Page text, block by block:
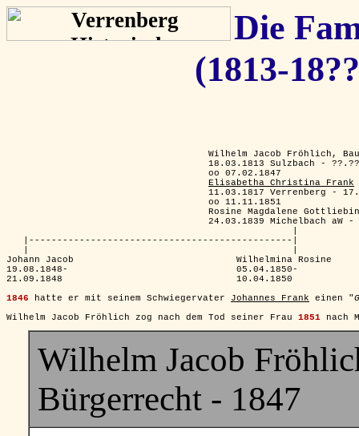
Die
(1813-
Wilhelm Jacob
18.03.1813 Sulzbach -
                                    oo 07.02.1847
Elisabetha Christina Frank
11.03.1817 Verrenberg -
                                    oo 11.11.1851
Rosine Magdalene
24.03.1839 Michelbach aW -
   |-----------------------------------------------|
Johann Jacob                             Wilhelmina Rosine
19.08.1848-                              05.04.1850-
21.09.1848                               10.04.1850
1846 hatte er mit seinem Schwiegervater Johannes Frank einen "
Wilhelm Jacob Fröhlich zog nach dem Tod seiner Frau 1851
Wilhelm Jacob
Bürgerrecht - 1847